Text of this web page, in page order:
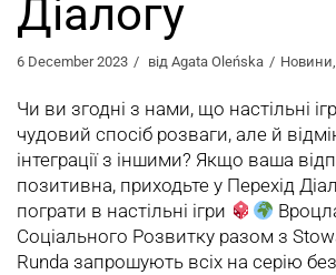
Діалогу
6 December 2023 від Agata Oleńska Новини,
Чи ви згодні з нами, що настільні
чудовий спосіб розваги, але й
інтеграції з іншими? Якщо ваша
позитивна, приходьте у Перехід
пограти в настільні ігри
Соціального Розвитку разом з
Runda запрошують всіх на серію